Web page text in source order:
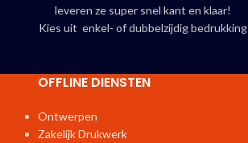
leveren ze super snel kant en klaar!
Kies uit enkel- of dubbelzijdig bedrukking
OFFLINE DIENSTEN
Ontwerpen
Zakelijk Drukwerk